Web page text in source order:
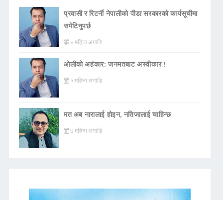
प्रवासी र रिटर्नी नेपालीको पीडा सरकारको कार्यसूचीमा
समेटिनुपर्छ
४ महिना अगाडि
ओलीको अहंकार: जनमतबाट अस्वीकार !
५ महिना अगाडि
मत अब नारालाई होइन, नतिजालाई चाहिन्छ
७ महिना अगाडि